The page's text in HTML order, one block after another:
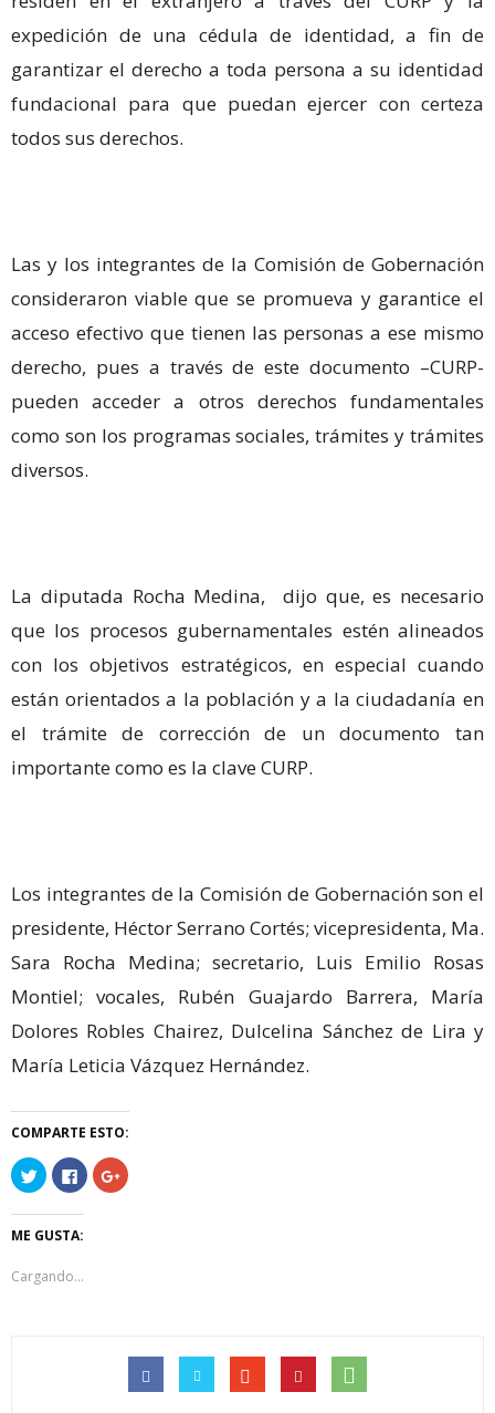
expedición de una cédula de identidad, a fin de
garantizar el derecho a toda persona a su identidad
fundacional para que puedan ejercer con certeza
todos sus derechos.
Las y los integrantes de la Comisión de Gobernación
consideraron viable que se promueva y garantice el
acceso efectivo que tienen las personas a ese mismo
derecho, pues a través de este documento –CURP-
pueden acceder a otros derechos fundamentales
como son los programas sociales, trámites y trámites
diversos.
La diputada Rocha Medina, dijo que, es necesario
que los procesos gubernamentales estén alineados
con los objetivos estratégicos, en especial cuando
están orientados a la población y a la ciudadanía en
el trámite de corrección de un documento tan
importante como es la clave CURP.
Los integrantes de la Comisión de Gobernación son el
presidente, Héctor Serrano Cortés; vicepresidenta, Ma.
Sara Rocha Medina; secretario, Luis Emilio Rosas
Montiel; vocales, Rubén Guajardo Barrera, María
Dolores Robles Chairez, Dulcelina Sánchez de Lira y
María Leticia Vázquez Hernández.
COMPARTE ESTO:
Haz
clic
para
compartir
Twitter
en
una
Haz
clic
para
compartir
Facebook
en
Haz
clic
ME GUSTA:
Cargando...